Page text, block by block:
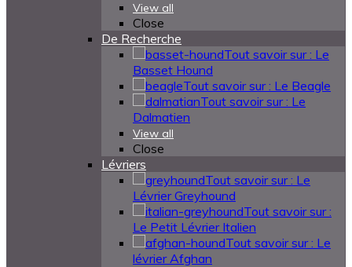
View all
Close
De Recherche
Tout savoir sur : Le
Basset Hound
Tout savoir sur : Le Beagle
Tout savoir sur : Le
Dalmatien
View all
Close
Lévriers
Tout savoir sur : Le
Lévrier Greyhound
Tout savoir sur :
Le Petit Lévrier Italien
Tout savoir sur : Le
lévrier Afghan